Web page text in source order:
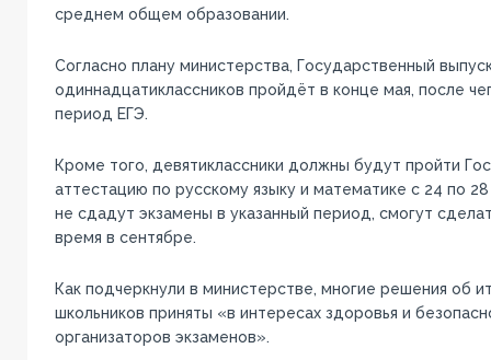
среднем общем образовании.
Согласно плану министерства, Государственный
одиннадцатиклассников пройдёт в конце мая, после
период ЕГЭ.
Кроме того, девятиклассники должны будут пройти
аттестацию по русскому языку и математике с 24 по
не сдадут экзамены в указанный период, смогут
время в сентябре.
Как подчеркнули в министерстве, многие решения об
школьников приняты «в интересах здоровья и
организаторов экзаменов».